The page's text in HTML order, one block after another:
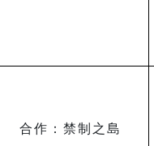
合作：禁制之島